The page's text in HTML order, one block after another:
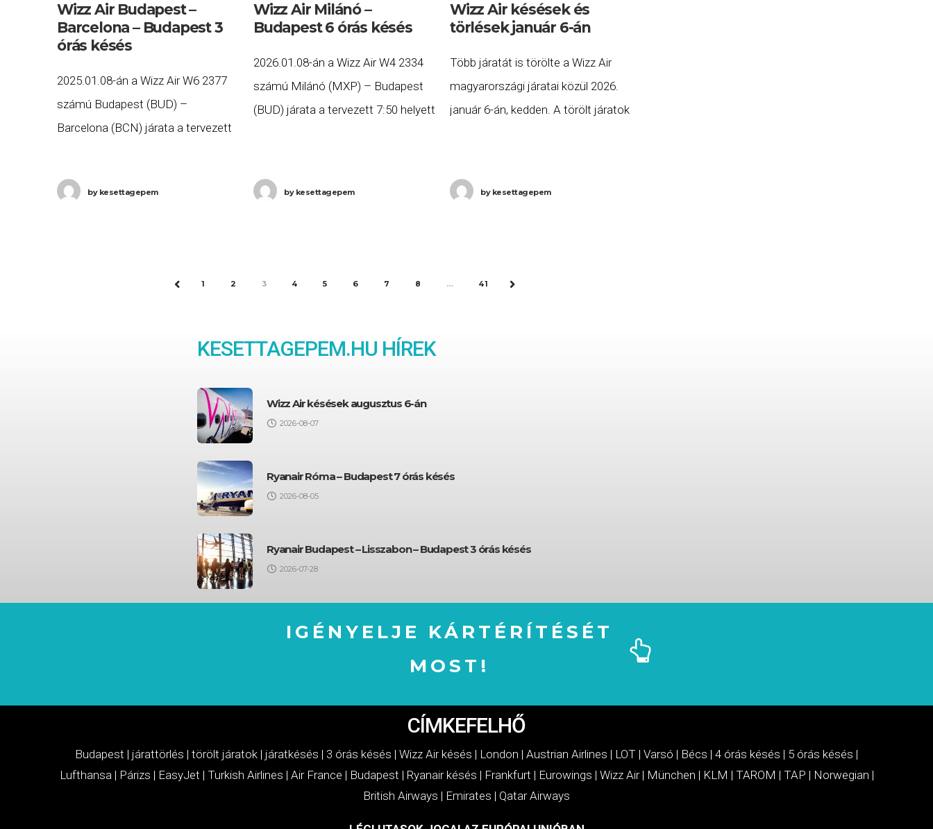
Wizz Air Budapest –
Barcelona – Budapest 3
órás késés
2025.01.08-án a Wizz Air W6 2377
számú Budapest (BUD) –
Barcelona (BCN) járata a tervezett
Barcelonába, majd a W6 2378
bykesettagepem
Wizz Air Milánó –
Budapest 6 órás késés
2026.01.08-án a Wizz Air W4 2334
számú Milánó (MXP) – Budapest
(BUD) járata a tervezett 7:50 helyett
Ön a gépen
bykesettagepem
Wizz Air késések és
törlések január 6-án
Több járatát is törölte a Wizz Air
magyarországi járatai közül 2026.
január 6-án, kedden. A törölt járatok
Budapest (BUD) járatot (tervezett
indulás: 8:30)
bykesettagepem
PREV1 2 3 4 5 6 7 8 … 41 NEXT
KESETTAGEPEM.HU HÍREK
Wizz Air késések augusztus 6-án
2026-08-07
Ryanair Róma – Budapest 7 órás késés
2026-08-05
Ryanair Budapest – Lisszabon – Budapest 3 órás késés
2026-07-28
IGÉNYELJE KÁRTÉRÍTÉSÉT
MOST!
CÍMKEFELHŐ
Budapest | járattörlés | törölt járatok | járatkésés | 3 órás késés | Wizz Air késés | London | Austrian Airlines | LOT | Varsó | Bécs | 4 órás késés | 5 órás késés |
Lufthansa | Párizs | EasyJet | Turkish Airlines | Air France | Budapest | Ryanair késés | Frankfurt | Eurowings | Wizz Air| München | KLM | TAROM | TAP | Norwegian |
British Airways | Emirates | Qatar Airways